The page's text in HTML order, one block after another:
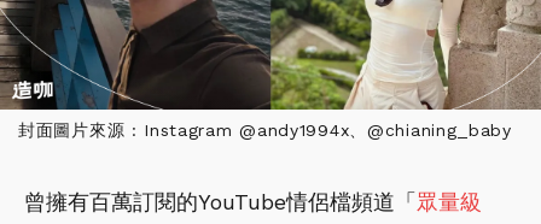
封面圖片來源 : Instagram @andy1994x、@chianing_baby
曾擁有百萬訂閱的YouTube情侶檔頻道「 眾量級